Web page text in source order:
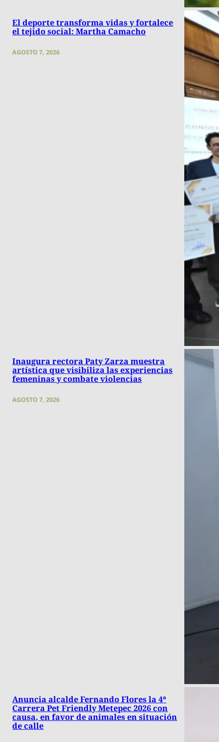
El deporte transforma vidas y fortalece
el tejido social: Martha Camacho
AGOSTO 7, 2026
Inaugura rectora Paty Zarza muestra
artística que visibiliza las experiencias
femeninas y combate violencias
AGOSTO 7, 2026
Anuncia alcalde Fernando Flores la 4ª
Carrera Pet Friendly Metepec 2026 con
causa, en favor de animales en situación
de calle